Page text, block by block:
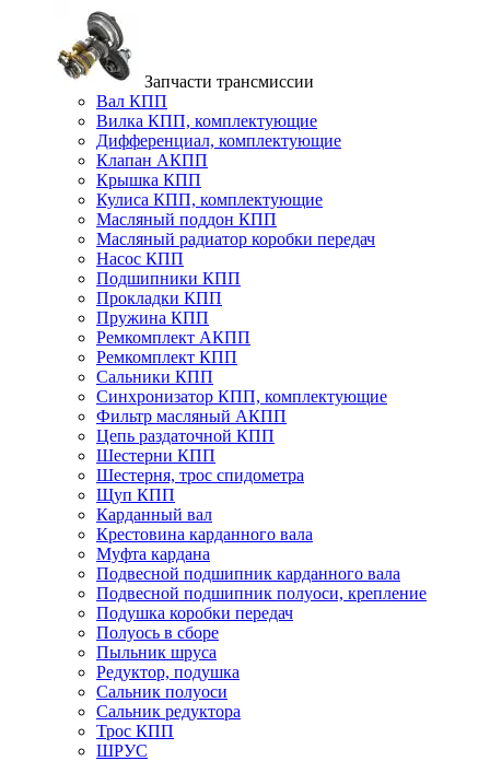
Запчасти трансмиссии
Вал КПП
Вилка КПП, комплектующие
Дифференциал, комплектующие
Клапан АКПП
Крышка КПП
Кулиса КПП, комплектующие
Масляный поддон КПП
Масляный радиатор коробки передач
Насос КПП
Подшипники КПП
Прокладки КПП
Пружина КПП
Ремкомплект АКПП
Ремкомплект КПП
Сальники КПП
Синхронизатор КПП, комплектующие
Фильтр масляный АКПП
Цепь раздаточной КПП
Шестерни КПП
Шестерня, трос спидометра
Щуп КПП
Карданный вал
Крестовина карданного вала
Муфта кардана
Подвесной подшипник карданного вала
Подвесной подшипник полуоси, крепление
Подушка коробки передач
Полуось в сборе
Пыльник шруса
Редуктор, подушка
Сальник полуоси
Сальник редуктора
Трос КПП
ШРУС